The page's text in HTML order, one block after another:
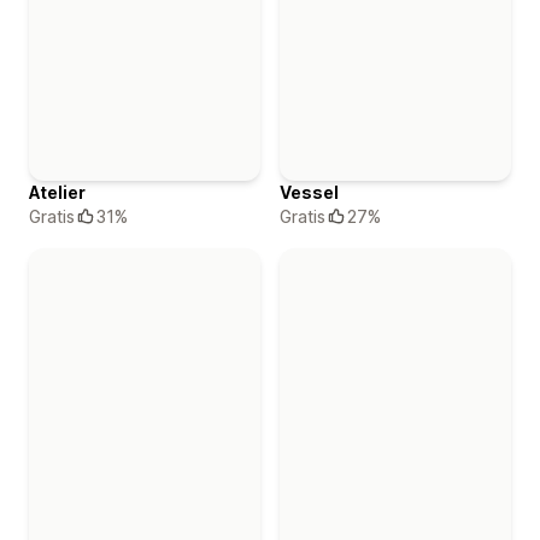
Atelier
Gratis
31%
Vessel
Gratis
27%